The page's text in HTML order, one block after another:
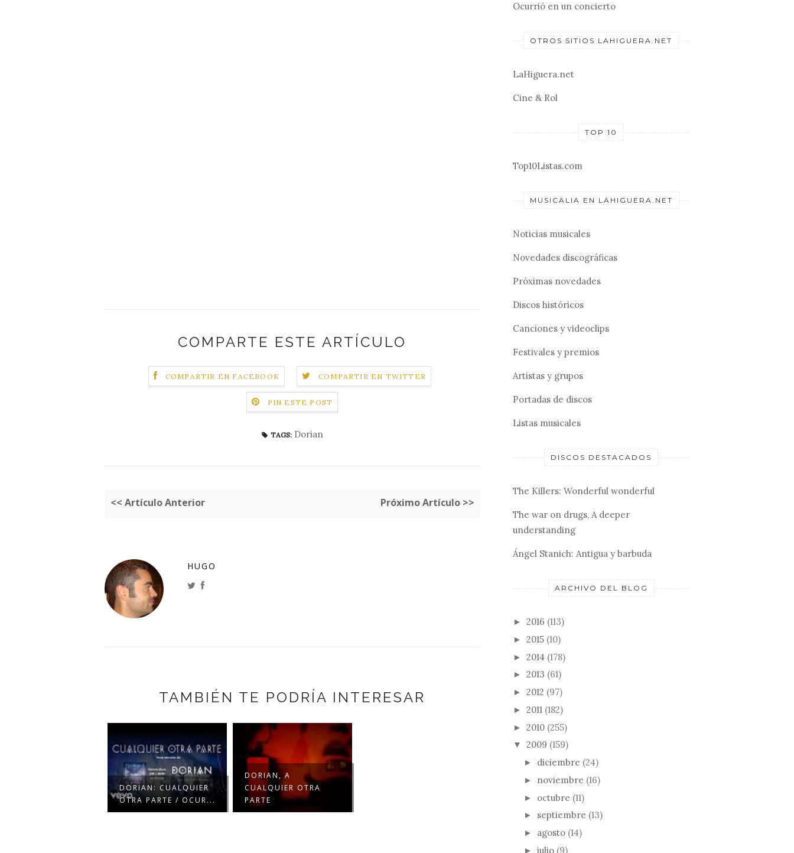
COMPARTE ESTE ARTÍCULO
COMPARTIR EN FACEBOOK COMPARTIR EN TWITTER
PIN ESTE POST
TAGS: Dorian
<< Artículo Anterior Próximo Artículo >>
HUGO
TAMBIÉN TE PODRÍA INTERESAR
DORIAN: CUALQUIER
OTRA PARTE / OCUR...
DORIAN, A
CUALQUIER OTRA
PARTE
Ocurrió en un concierto
OTROS SITIOS LAHIGUERA.NET
LaHiguera.net
Cine & Rol
TOP 10
Top10Listas.com
MUSICALIA EN LAHIGUERA.NET
Noticias musicales
Novedades discográficas
Próximas novedades
Discos históricos
Canciones y videoclips
Festivales y premios
Artistas y grupos
Portadas de discos
Listas musicales
DISCOS DESTACADOS
The Killers: Wonderful wonderful
The war on drugs, A deeper
understanding
Ángel Stanich: Antigua y barbuda
ARCHIVO DEL BLOG
► 2016 (113)
► 2015 (10)
► 2014 (178)
► 2013 (61)
► 2012 (97)
► 2011 (182)
► 2010 (255)
▼ 2009 (159)
► diciembre (24)
► noviembre (16)
► octubre (11)
► septiembre (13)
► agosto (14)
► julio (9)